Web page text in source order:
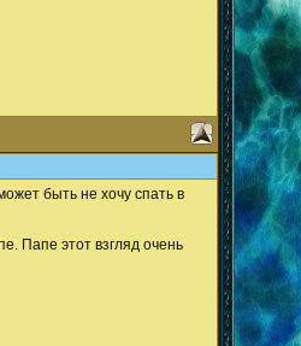
быть не хочу спать в
Папе этот взгляд очень